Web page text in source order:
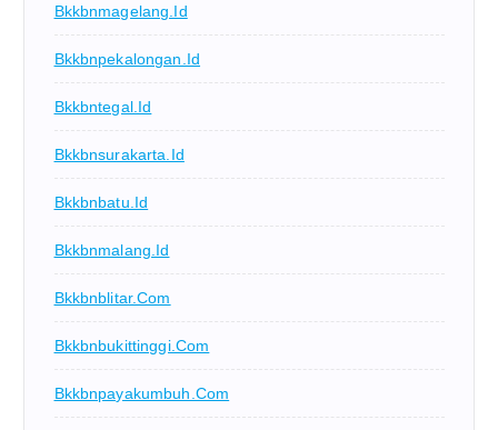
Bkkbnmagelang.id
Bkkbnpekalongan.id
Bkkbntegal.id
Bkkbnsurakarta.id
Bkkbnbatu.id
Bkkbnmalang.id
Bkkbnblitar.com
Bkkbnbukittinggi.com
Bkkbnpayakumbuh.com